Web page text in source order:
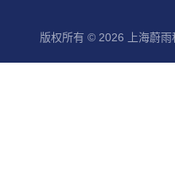
版权所有 © 2026 上海蔚